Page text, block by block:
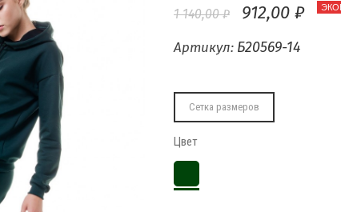
1 140,00 ₽ 912,00 ₽
Артикул: Б20569-14
Сетка размеров
Цвет
Темно-
зеленый